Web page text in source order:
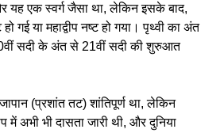
यह एक स्वर्ग जैसा था, लेकिन इसके बाद,
गई या महाद्वीप नष्ट हो गया। पृथ्वी का अंत
सदी के अंत से 21वीं सदी की शुरुआत
(प्रशांत तट) शांतिपूर्ण था, लेकिन
में अभी भी दासता जारी थी, और दुनिया